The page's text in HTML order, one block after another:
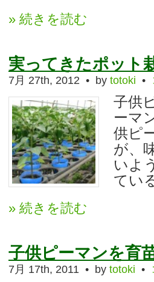
» 続きを読む
実ってきたポット
7月 27th, 2012 • by totoki •
子供
ーマ
供ピ
が、
いよ
てい
» 続きを読む
子供ピーマンを育
7月 17th, 2011 • by totoki •